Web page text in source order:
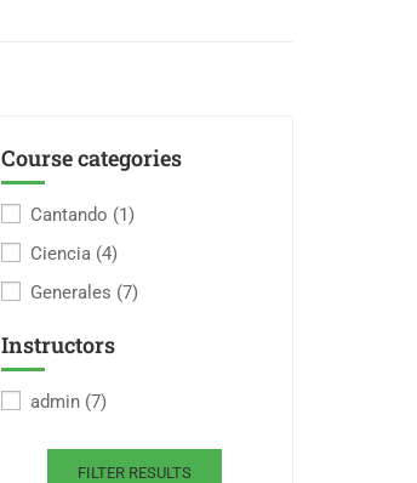
Course categories
Cantando (1)
Ciencia (4)
Generales (7)
Instructors
admin (7)
FILTER RESULTS